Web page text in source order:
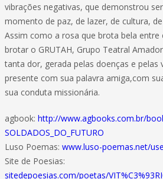
vibrações negativas, que demonstrou
momento de paz, de lazer, de cultura,
Assim como a rosa que brota bela entre
brotar o GRUTAH, Grupo Teatral
tanta dor, gerada pelas doenças e pelas
presente com sua palavra amiga,com
sua conduta missionária.
agbook: http://www.agbooks.com.br/
SOLDADOS_DO_FUTURO
Luso Poemas: www.luso-poemas.net/
Site de Poesias:
sitedepoesias.com/poetas/